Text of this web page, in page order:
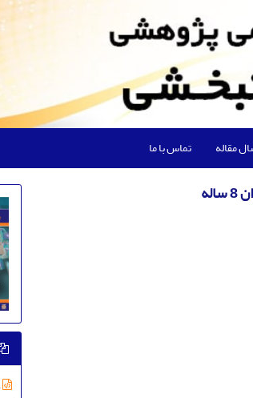
مقاله تماس با ما
XML